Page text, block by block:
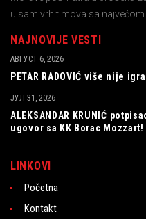
u sam vrh timova sa najvećom
NAJNOVIJE VESTI
PETAR RADOVIĆ više nije
АВГУСТ 6, 2026
ALEKSANDAR KRUNIĆ
ugovor sa KK Borac Mozzart!
ЈУЛ 31, 2026
LINKOVI
Početna
Kontakt